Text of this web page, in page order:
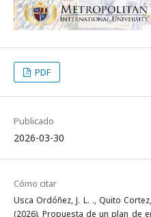
PDF
Publicado
2026-03-30
Cómo citar
Usca Ordóñez, J. L. ., Quito
(2026). Propuesta de un plan de